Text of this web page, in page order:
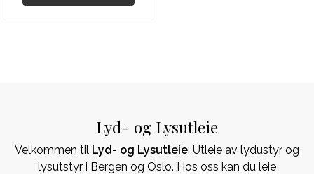
Lyd- og Lysutleie
Velkommen til Lyd- og Lysutleie: Utleie av lydustyr og
lysutstyr i Bergen og Oslo. Hos oss kan du leie